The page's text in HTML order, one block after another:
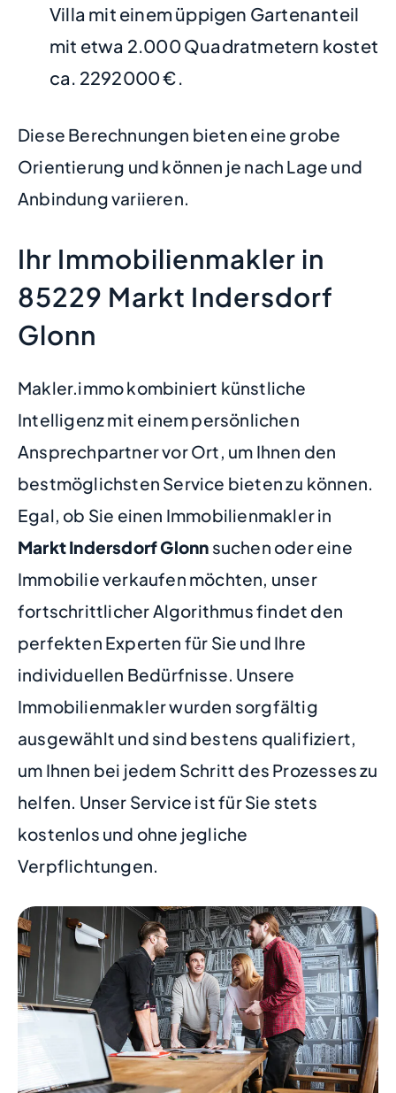
Villa mit einem üppigen Gartenanteil
mit etwa 2.000 Quadratmetern kostet
ca. 2292000 €.
Diese Berechnungen bieten eine grobe
Orientierung und können je nach Lage und
Anbindung variieren.
Ihr Immobilienmakler in
85229 Markt Indersdorf
Glonn
Makler.immo kombiniert künstliche
Intelligenz mit einem persönlichen
Ansprechpartner vor Ort, um Ihnen den
bestmöglichsten Service bieten zu können.
Egal, ob Sie einen Immobilienmakler in
Markt Indersdorf Glonn suchen oder eine
Immobilie verkaufen möchten, unser
fortschrittlicher Algorithmus findet den
perfekten Experten für Sie und Ihre
individuellen Bedürfnisse. Unsere
Immobilienmakler wurden sorgfältig
ausgewählt und sind bestens qualifiziert,
um Ihnen bei jedem Schritt des Prozesses zu
helfen. Unser Service ist für Sie stets
kostenlos und ohne jegliche
Verpflichtungen.